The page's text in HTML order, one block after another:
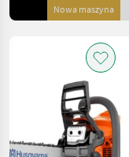
Nowa maszyna